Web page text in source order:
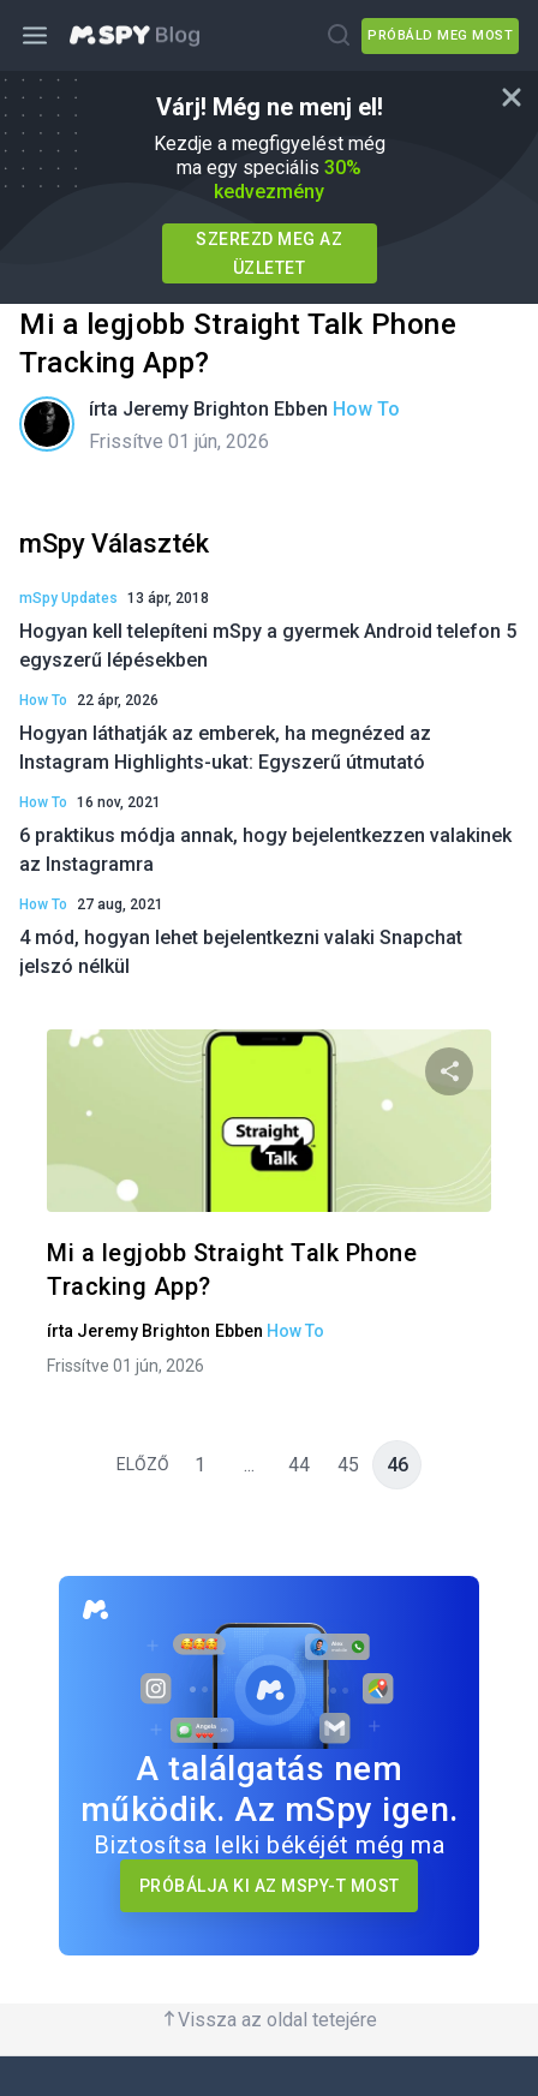
PRÓBÁLD MEG MOST
Várj! Még ne menj el!
Kezdje a megfigyelést még
ma egy speciális 30%
kedvezmény
SZEREZD MEG AZ
ÜZLETET
Mi a legjobb Straight Talk Phone
Tracking App?
írta Jeremy Brighton Ebben How To
Frissítve 01 jún, 2026
mSpy Választék
mSpy Updates 13 ápr, 2018
Hogyan kell telepíteni mSpy a gyermek Android telefon 5
egyszerű lépésekben
How To 22 ápr, 2026
Hogyan láthatják az emberek, ha megnézed az
Instagram Highlights-ukat: Egyszerű útmutató
How To 16 nov, 2021
6 praktikus módja annak, hogy bejelentkezzen valakinek
az Instagramra
How To 27 aug, 2021
4 mód, hogyan lehet bejelentkezni valaki Snapchat
jelszó nélkül
Mi a legjobb Straight Talk Phone
Tracking App?
írta Jeremy Brighton Ebben How To
Frissítve 01 jún, 2026
ELŐZŐ 1 ... 44 45 46
A találgatás nem
működik. Az mSpy igen.
Biztosítsa lelki békéjét még ma
PRÓBÁLJA KI AZ MSPY-T MOST
Vissza az oldal tetejére